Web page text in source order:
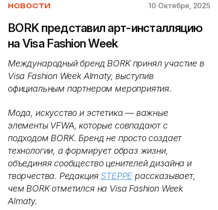
НОВОСТИ 10 Октября, 2025
BORK представил арт-инсталляцию
на Visa Fashion Week
Международный бренд BORK принял участие в
Visa Fashion Week Almaty, выступив
официальным партнером мероприятия.
Мода, искусство и эстетика — важные
элементы VFWA, которые совпадают с
подходом BORK. Бренд не просто создает
технологии, а формирует образ жизни,
объединяя сообщество ценителей дизайна и
творчества. Редакция STEPPE рассказывает,
чем BORK отметился на Visa Fashion Week
Almaty.